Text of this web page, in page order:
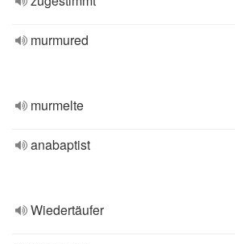
murmured
murmelte
anabaptist
Wiedertäufer